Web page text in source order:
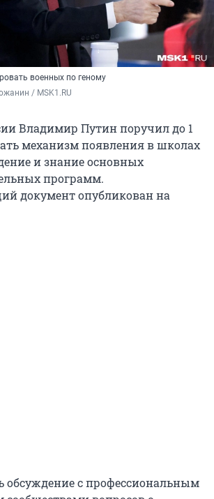
военных по геному
/ MSK1.RU
Владимир Путин поручил до 1
механизм появления в школах
и знание основных
программ.
документ опубликован на
обсуждение с профессиональным